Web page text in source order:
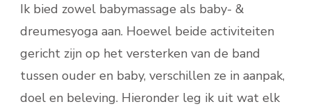
Ik bied zowel babymassage als baby- &
dreumesyoga aan. Hoewel beide activiteiten
gericht zijn op het versterken van de band
tussen ouder en baby, verschillen ze in aanpak,
doel en beleving. Hieronder leg ik uit wat elk